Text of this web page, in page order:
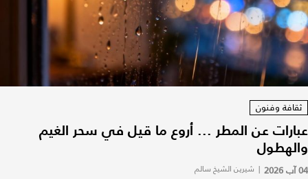
ثقافة وفنون
عبارات عن المطر ... أروع ما قيل في سحر الغيم
والهطول
04 آب 2026 | شيرين الشيخ سالم